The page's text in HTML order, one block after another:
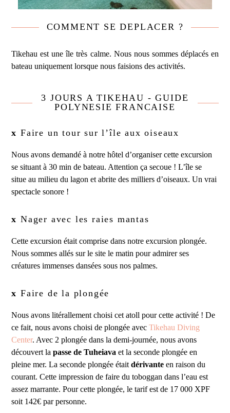
COMMENT SE DEPLACER ?
Tikehau est une île très calme. Nous nous sommes déplacés en
bateau uniquement lorsque nous faisions des activités.
3 JOURS A TIKEHAU - GUIDE
POLYNESIE FRANCAISE
x Faire un tour sur l’île aux oiseaux
Nous avons demandé à notre hôtel d’organiser cette excursion
se situant à 30 min de bateau. Attention ça secoue ! L’île se
situe au milieu du lagon et abrite des milliers d’oiseaux. Un vrai
spectacle sonore !
x Nager avec les raies mantas
Cette excursion était comprise dans notre excursion plongée.
Nous sommes allés sur le site le matin pour admirer ses
créatures immenses dansées sous nos palmes.
x Faire de la plongée
Nous avons litérallement choisi cet atoll pour cette activité ! De
ce fait, nous avons choisi de plongée avecTikehau Diving
Center. Avec 2 plongée dans la demi-journée, nous avons
découvert lapasse de Tuheiava et la seconde plongée en
pleine mer. La seconde plongée étaitdérivante en raison du
courant. Cette impression de faire du toboggan dans l’eau est
assez marrante. Pour cette plongée, le tarif est de 17 000 XPF
soit 142€ par personne.